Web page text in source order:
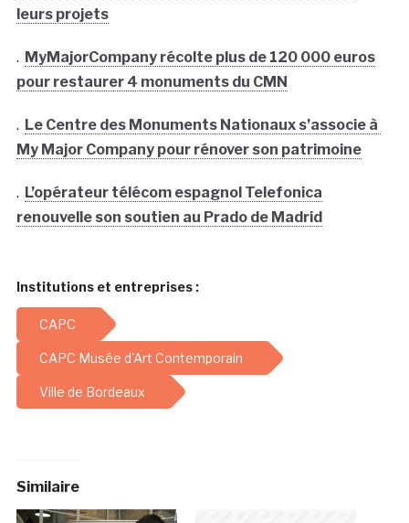
leurs projets
. MyMajorCompany récolte plus de 120 000 euros
pour restaurer 4 monuments du CMN
. Le Centre des Monuments Nationaux s’associe à
My Major Company pour rénover son patrimoine
. L’opérateur télécom espagnol Telefonica
renouvelle son soutien au Prado de Madrid
Institutions et entreprises :
CAPC
CAPC Musée d'Art Contemporain
Ville de Bordeaux
Similaire